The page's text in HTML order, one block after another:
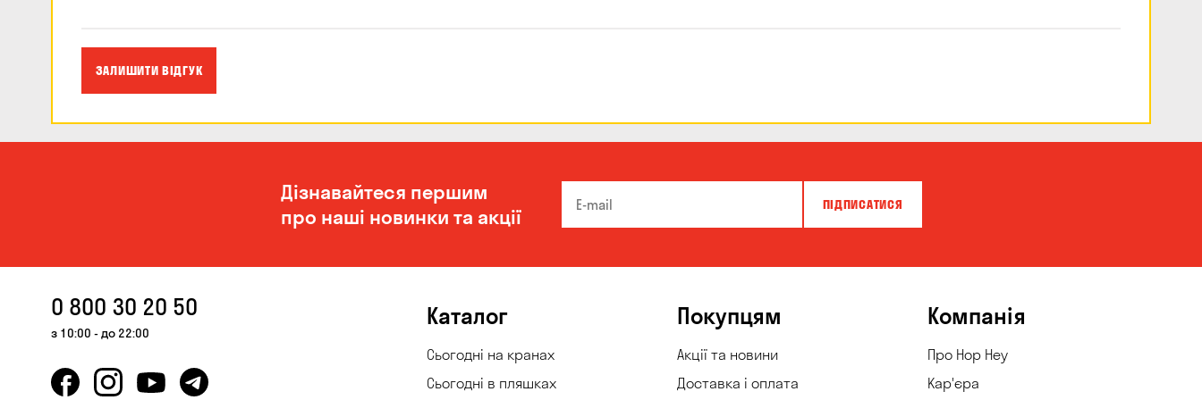
ЗАЛИШИТИ ВІДГУК
Дізнавайтеся першим
про наші новинки та акції
ПІДПИСАТИСЯ
0 800 30 20 50
з 10:00 - до 22:00
Каталог
Сьогодні на кранах
Сьогодні в пляшках
Покупцям
Акції та новини
Доставка і оплата
Компанія
Про Hop Hey
Кар'єра